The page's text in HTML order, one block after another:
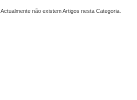
Actualmente não existem Artigos nesta Categoria.